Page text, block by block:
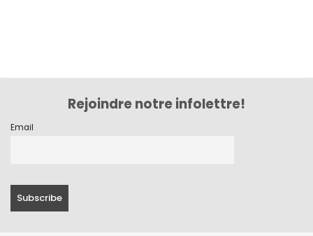
novembre 2019
juin 2019
mai 2019
Rejoindre notre infolettre!
Email